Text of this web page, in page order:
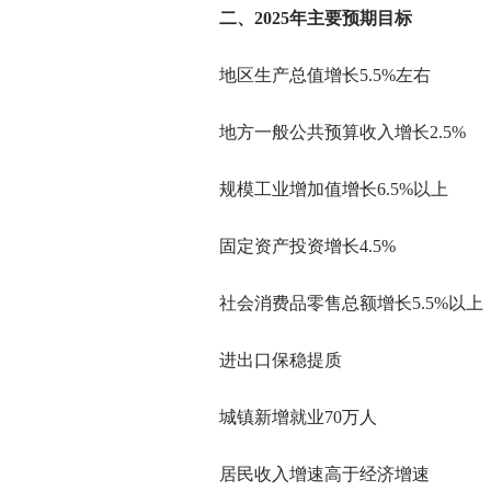
二、2025年主要预期目标
地区生产总值增长5.5%左右
地方一般公共预算收入增长2.5%
规模工业增加值增长6.5%以上
固定资产投资增长4.5%
社会消费品零售总额增长5.5%以上
进出口保稳提质
城镇新增就业70万人
居民收入增速高于经济增速